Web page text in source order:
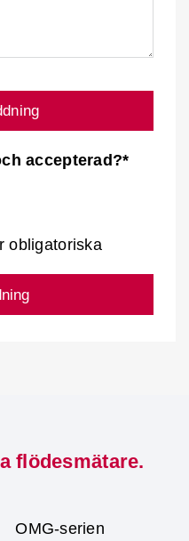
accepterad?*
obligatoriska
flödesmätare.
OMG-serien